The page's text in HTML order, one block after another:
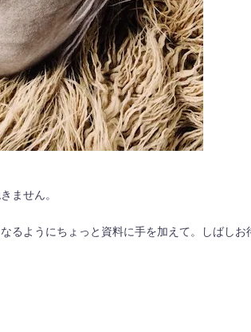
ません。
るようにちょっと資料に手を加えて。しばし